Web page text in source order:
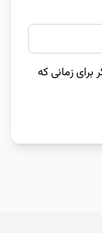
برای زمانی که